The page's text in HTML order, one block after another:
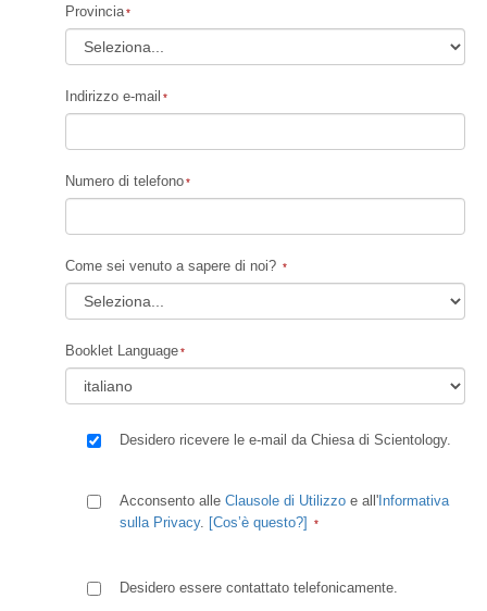
Provincia
Indirizzo e-mail
Numero di telefono
Come sei venuto a sapere di noi?
Booklet Language
Desidero ricevere le e-mail da Chiesa di Scientology.
Acconsento alle Clausole di Utilizzo e all' Informativa
sulla Privacy. [Cos’è questo?]
Desidero essere contattato telefonicamente.